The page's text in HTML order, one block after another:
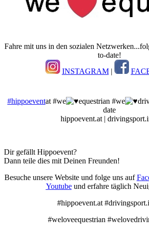
Fahre mit uns in den sozialen
to-date!
INSTAGRAM|
#hippoeventat #we equestrian #we
date
hippoevent.at |
Dir gefällt Hippoevent?
Dann teile dies mit Deinen Freunden!
Besuche unsere Website und folge uns auf
Youtubeund erfahre täglich
#hippoevent.at
#weloveequestrian